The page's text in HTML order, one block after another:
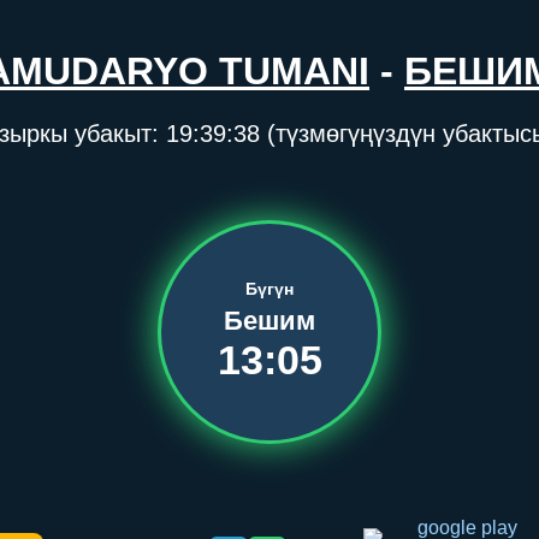
TUMANI -
убакыт: 19:39:38(түзмөгүңүздүн
Бүгүн
Бешим
13:05